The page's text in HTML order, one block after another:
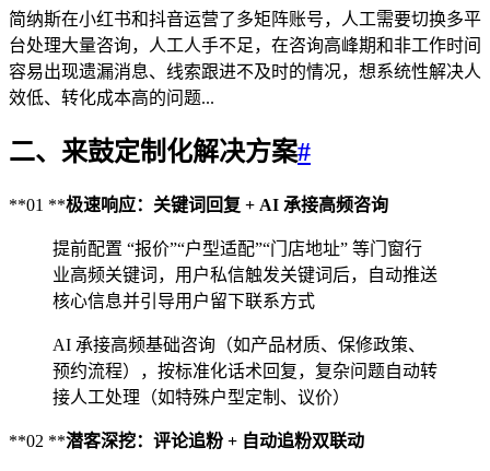
简纳斯在小红书和抖音运营了多矩阵账号，人工需要切换多平
台处理大量咨询，人工人手不足，在咨询高峰期和非工作时间
容易出现遗漏消息、线索跟进不及时的情况，想系统性解决人
效低、转化成本高的问题...
二、来鼓定制化解决方案#
**01 **极速响应：关键词回复 + AI 承接高频咨询
提前配置 “报价”“户型适配”“门店地址” 等门窗行
业高频关键词，用户私信触发关键词后，自动推送
核心信息并引导用户留下联系方式
AI 承接高频基础咨询（如产品材质、保修政策、
预约流程），按标准化话术回复，复杂问题自动转
接人工处理（如特殊户型定制、议价）
**02 **潜客深挖：评论追粉 + 自动追粉双联动